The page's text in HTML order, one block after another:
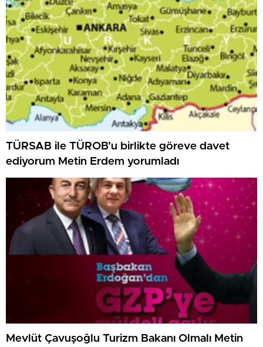
TÜRSAB ile TÜROB’u birlikte göreve davet
ediyorum Metin Erdem yorumladı
Mevlüt Çavuşoğlu Turizm Bakanı Olmalı Metin